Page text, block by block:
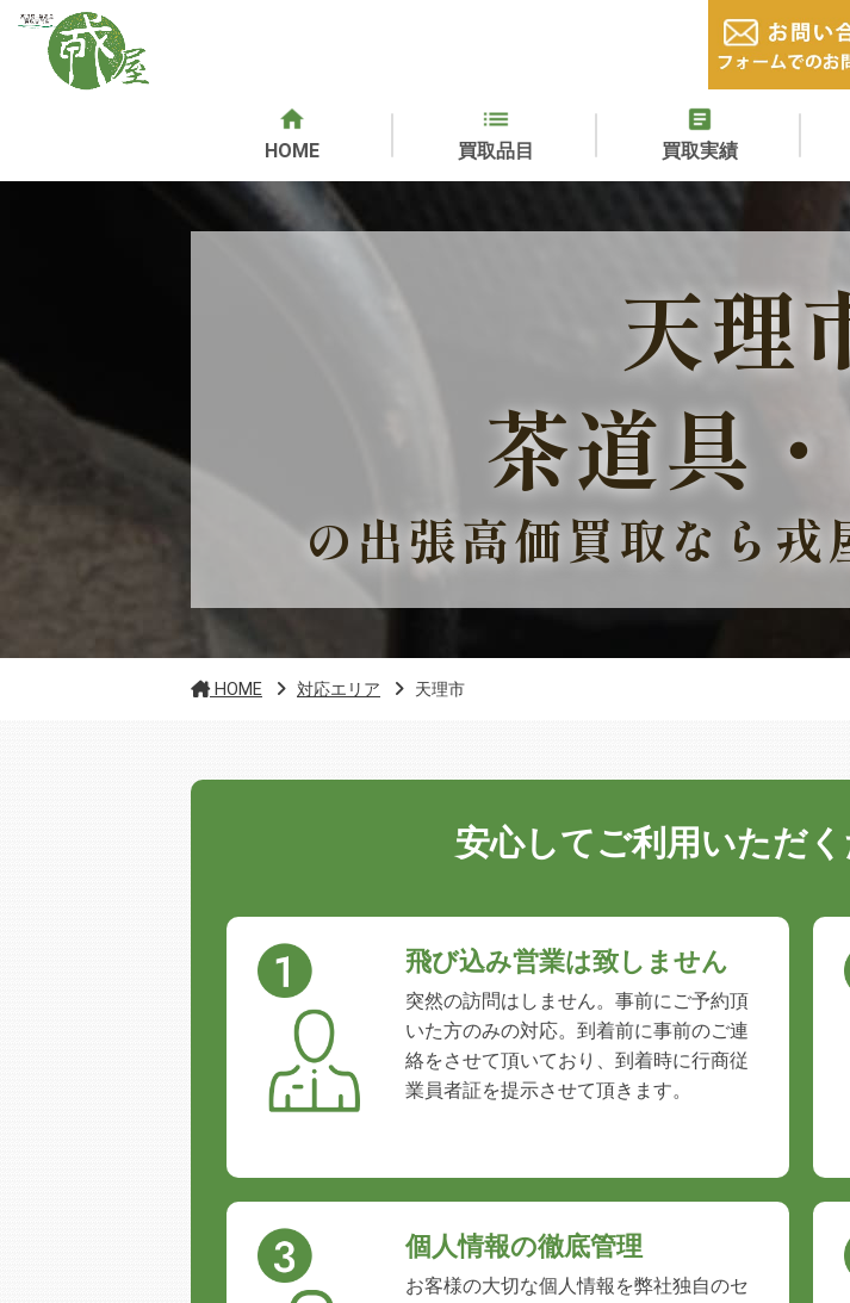
HOME 買取品目 買取実績
天理
茶道具
の出張高価買取なら戎
HOME 対応エリア 天理市
安心してご利用いただ
飛び込み営業は致しません
突然の訪問はしません。事前にご予約頂
いた方のみの対応。到着前に事前のご連
絡をさせて頂いており、到着時に行商従
業員者証を提示させて頂きます。
個人情報の徹底管理
お客様の大切な個人情報を弊社独自のセ